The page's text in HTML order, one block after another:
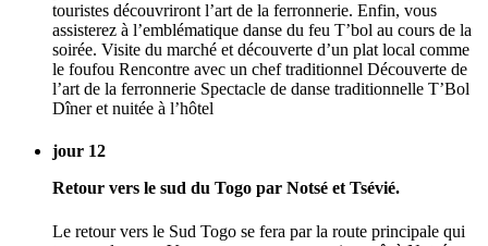
touristes découvriront l’art de la ferronnerie. Enfin, vous
assisterez à l’emblématique danse du feu T’bol au cours de la
soirée. Visite du marché et découverte d’un plat local comme
le foufou Rencontre avec un chef traditionnel Découverte de
l’art de la ferronnerie Spectacle de danse traditionnelle T’Bol
Dîner et nuitée à l’hôtel
jour 12
Retour vers le sud du Togo par Notsé et Tsévié.
Le retour vers le Sud Togo se fera par la route principale qui